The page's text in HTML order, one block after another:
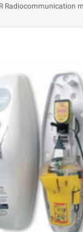
Radiocommunication